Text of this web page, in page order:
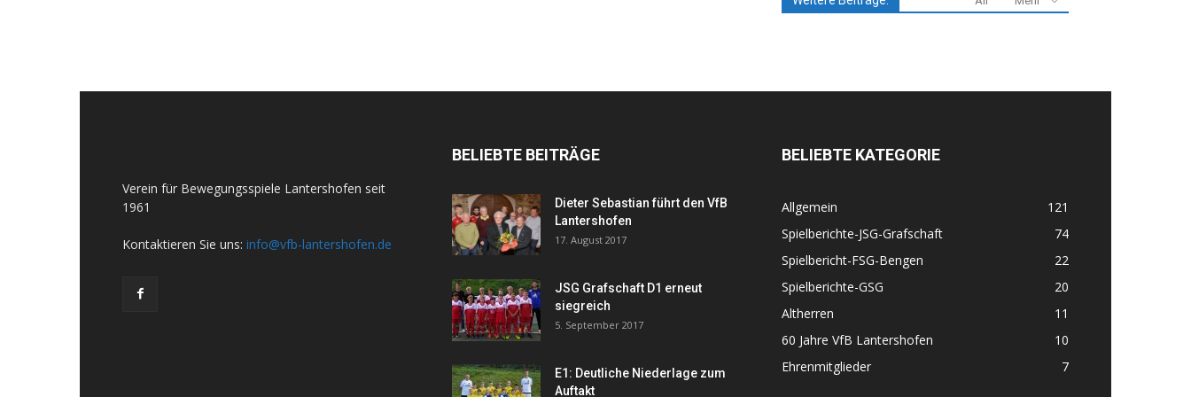
Verein für Bewegungsspiele Lantershofen seit
1961
Kontaktieren Sie uns: info@vfb-lantershofen.de
BELIEBTE BEITRÄGE
Dieter Sebastian führt den VfB
Lantershofen
17. August 2017
JSG Grafschaft D1 erneut
siegreich
5. September 2017
E1: Deutliche Niederlage zum
Auftakt
BELIEBTE KATEGORIE
Allgemein
121
Spielberichte-JSG-Grafschaft
74
Spielbericht-FSG-Bengen
22
Spielberichte-GSG
20
Altherren
11
60 Jahre VfB Lantershofen
10
Ehrenmitglieder
7